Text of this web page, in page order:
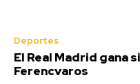
Deportes
El Real Madrid gana
Ferencvaros